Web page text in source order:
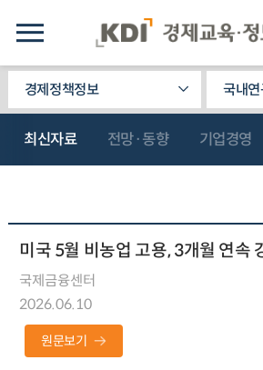
경제정책정보 국내
최신자료 전망·동향 기업경영
미국 5월 비농업 고용, 3개월 연속
국제금융센터
2026.06.10
원문보기